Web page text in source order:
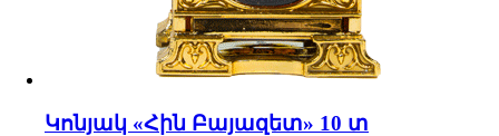
Կոնյակ «Հին Բայազետ» 10 տ